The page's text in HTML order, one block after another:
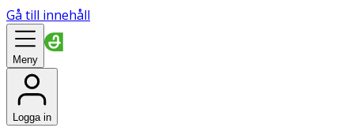
Gå till innehåll
Meny
Logga in